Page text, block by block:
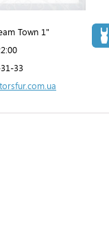
Town 1"
33